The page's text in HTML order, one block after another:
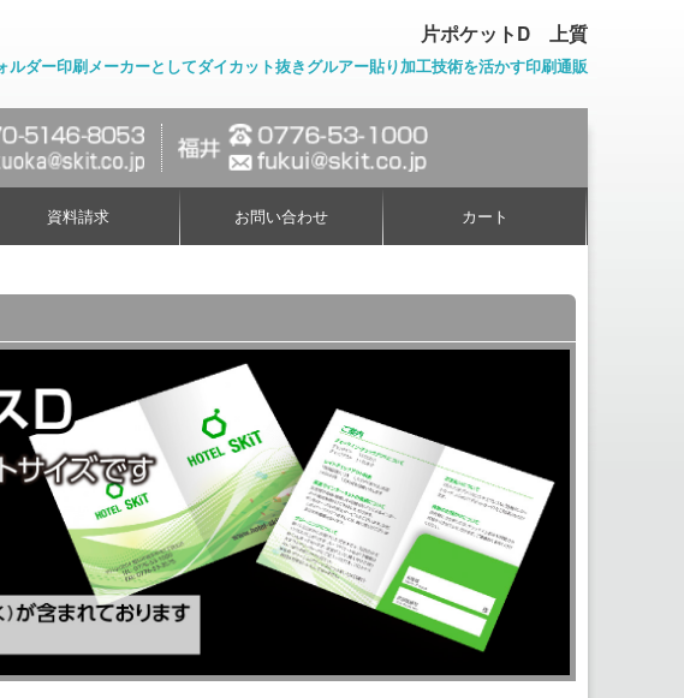
片ポケットD 上質
ダー印刷メーカーとしてダイカット抜きグルアー貼り加工技術を活かす印刷通販
資料請求 お問い合わせ カート